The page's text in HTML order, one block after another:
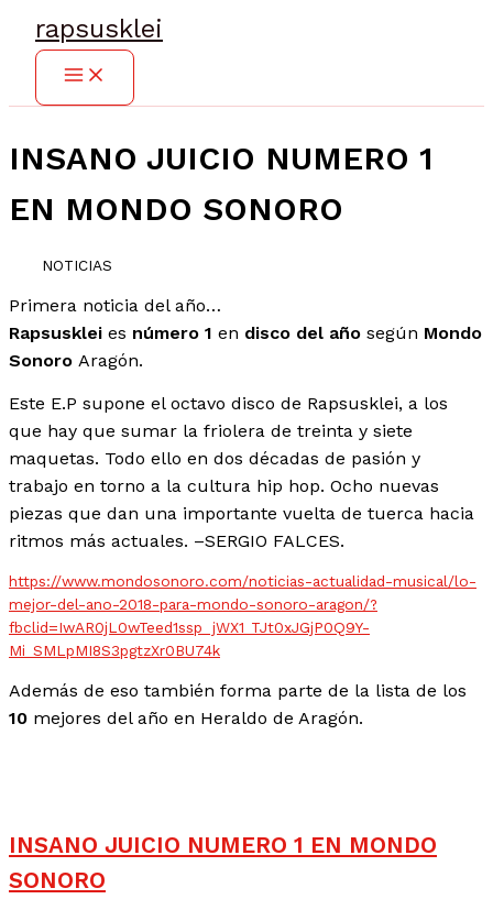
contenido
rapsusklei
INSANO JUICIO NUMERO 1
EN MONDO SONORO
NOTICIAS
Primera noticia del año…
Rapsusklei es número 1 en disco del año según Mondo
Sonoro Aragón.
Este E.P supone el octavo disco de Rapsusklei, a los
que hay que sumar la friolera de treinta y siete
maquetas. Todo ello en dos décadas de pasión y
trabajo en torno a la cultura hip hop. Ocho nuevas
piezas que dan una importante vuelta de tuerca hacia
ritmos más actuales. –SERGIO FALCES.
https://www.mondosonoro.com/noticias-actualidad-musical/lo-
mejor-del-ano-2018-para-mondo-sonoro-aragon/?
fbclid=IwAR0jL0wTeed1ssp_jWX1_TJt0xJGjP0Q9Y-
Mi_SMLpMI8S3pgtzXr0BU74k
Además de eso también forma parte de la lista de los
10 mejores del año en Heraldo de Aragón.
INSANO JUICIO NUMERO 1 EN MONDO
SONORO